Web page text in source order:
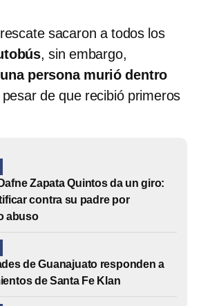
sacaron a todos los
, sin embargo,
una persona murió dentro
de que recibió primeros
Zapata Quintos da un giro:
contra su padre por
abuso
de Guanajuato responden a
de Santa Fe Klan